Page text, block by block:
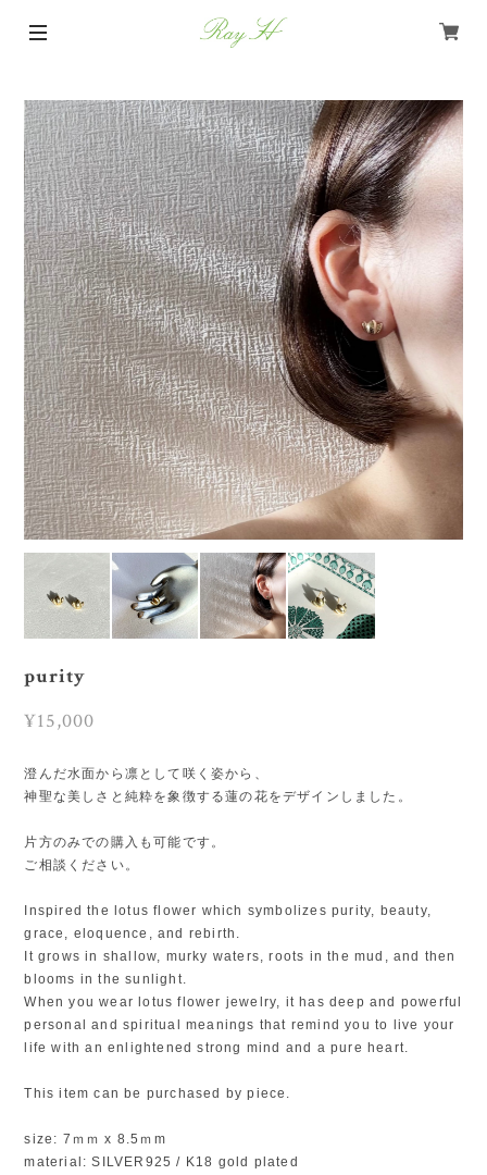
purity
¥15,000
澄んだ水面から凛として咲く姿から、
神聖な美しさと純粋を象徴する蓮の花をデザインしました。
片方のみでの購入も可能です。
ご相談ください。
Inspired the lotus flower which symbolizes purity, beauty,
grace, eloquence, and rebirth.
It grows in shallow, murky waters, roots in the mud, and then
blooms in the sunlight.
When you wear lotus flower jewelry, it has deep and powerful
personal and spiritual meanings that remind you to live your
life with an enlightened strong mind and a pure heart.
This item can be purchased by piece.
size: 7ｍｍ x 8.5ｍm
material: SILVER925 / K18 gold plated